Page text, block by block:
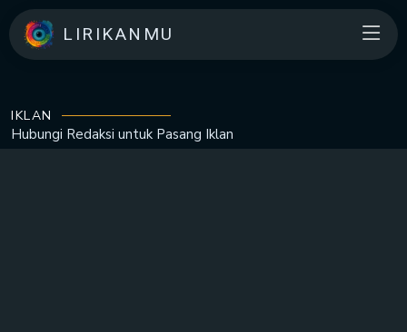
LIRIKANMU
IKLAN
Hubungi Redaksi untuk Pasang Iklan